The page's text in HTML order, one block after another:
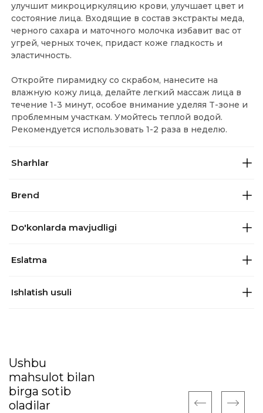
улучшит микроциркуляцию крови, улучшает цвет и
состояние лица. Входящие в состав экстракты меда,
черного сахара и маточного молочка избавит вас от
угрей, черных точек, придаст коже гладкость и
эластичность.
Откройте пирамидку со скрабом, нанесите на
влажную кожу лица, делайте легкий массаж лица в
течение 1-3 минут, особое внимание уделяя T-зоне и
проблемным участкам. Умойтесь теплой водой.
Рекомендуется использовать 1-2 раза в неделю.
Sharhlar
Brend
Do'konlarda mavjudligi
Eslatma
Ishlatish usuli
Ushbu
mahsulot bilan
birga sotib
oladilar